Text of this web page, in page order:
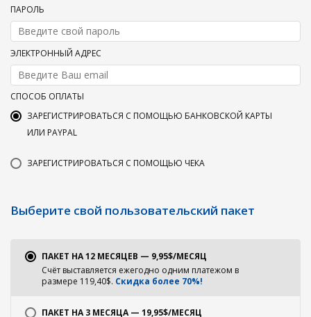
ПАРОЛЬ
ЭЛЕКТРОННЫЙ АДРЕС
СПОСОБ ОПЛАТЫ
ЗАРЕГИСТРИРОВАТЬСЯ С ПОМОЩЬЮ БАНКОВСКОЙ КАРТЫ
ИЛИ PAYPAL
ЗАРЕГИСТРИРОВАТЬСЯ С ПОМОЩЬЮ ЧЕКА
Выберите свой пользовательский пакет
ПАКЕТ НА 12 МЕСЯЦЕВ — 9,95$/МЕСЯЦ
Счёт выставляется ежегодно одним платежом в
размере 119,40$. Скидка более 70%!
ПАКЕТ НА 3 МЕСЯЦА — 19,95$/МЕСЯЦ